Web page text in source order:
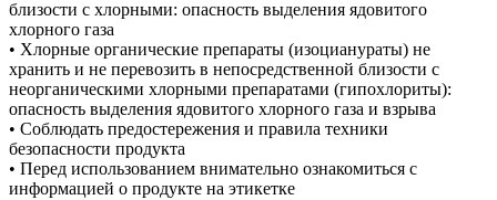
близости с хлорными: опасность выделения ядовитого
хлорного газа
• Хлорные органические препараты (изоцианураты) не
хранить и не перевозить в непосредственной близости с
неорганическими хлорными препаратами (гипохлориты):
опасность выделения ядовитого хлорного газа и взрыва
• Соблюдать предостережения и правила техники
безопасности продукта
• Перед использованием внимательно ознакомиться с
информацией о продукте на этикетке